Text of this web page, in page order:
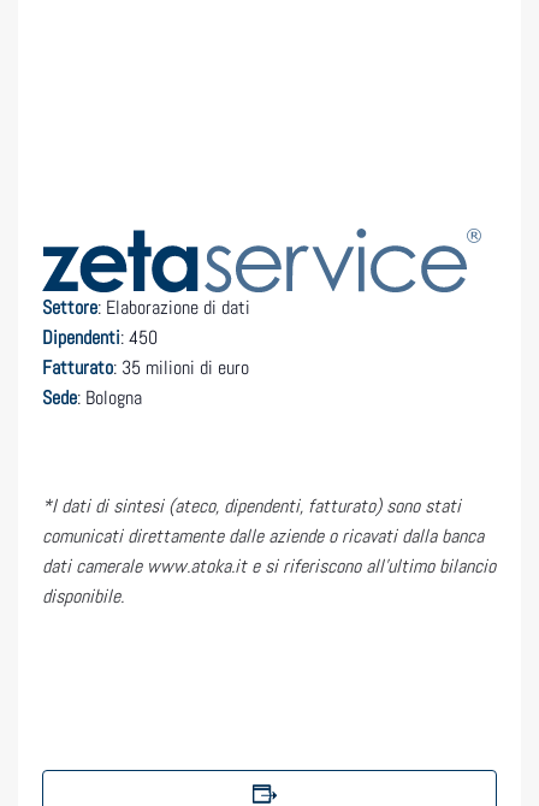
Settore: Elaborazione di dati
Dipendenti: 450
Fatturato: 35 milioni di euro
Sede: Bologna
*I dati di sintesi (ateco, dipendenti, fatturato) sono stati
comunicati direttamente dalle aziende o ricavati dalla banca
dati camerale www.atoka.it e si riferiscono all’ultimo bilancio
disponibile.